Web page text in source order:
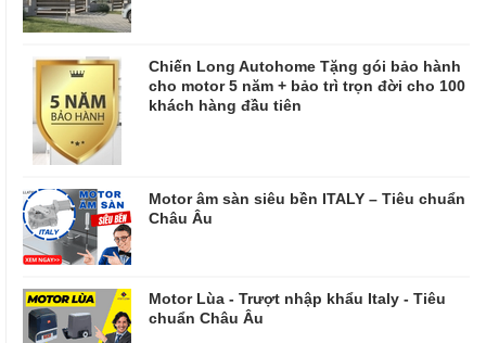
Chiến Long Autohome Tặng gói bảo hành
cho motor 5 năm + bảo trì trọn đời cho 100
khách hàng đầu tiên
Motor âm sàn siêu bền ITALY – Tiêu chuẩn
Châu Âu
Motor Lùa - Trượt nhập khẩu Italy - Tiêu
chuẩn Châu Âu